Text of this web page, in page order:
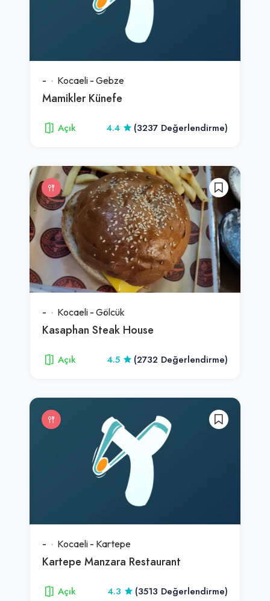
- Kocaeli - Gebze
Mamikler Künefe
Açık 4.4 (3237 Değerlendirme)
- Kocaeli - Gölcük
Kasaphan Steak House
Açık 4.5 (2732 Değerlendirme)
- Kocaeli - Kartepe
Kartepe Manzara Restaurant
Açık 4.3 (3513 Değerlendirme)